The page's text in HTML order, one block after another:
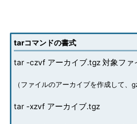
tarコマンドの書式
tar -czvf アーカイブ.tgz 対象ファ
（ファイルのアーカイブを作成して、
tar -xzvf アーカイブ.tgz